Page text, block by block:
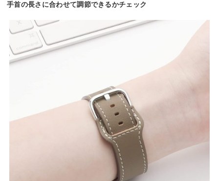
手首の長さに合わせて調節できるかチェック